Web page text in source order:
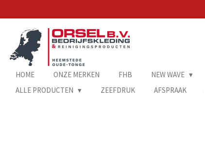
direct
hoofdinhoud
HOME ONZE MERKEN FHB NEW WAVE
ALLE PRODUCTEN
ZEEFDRUK AFSPRAAK